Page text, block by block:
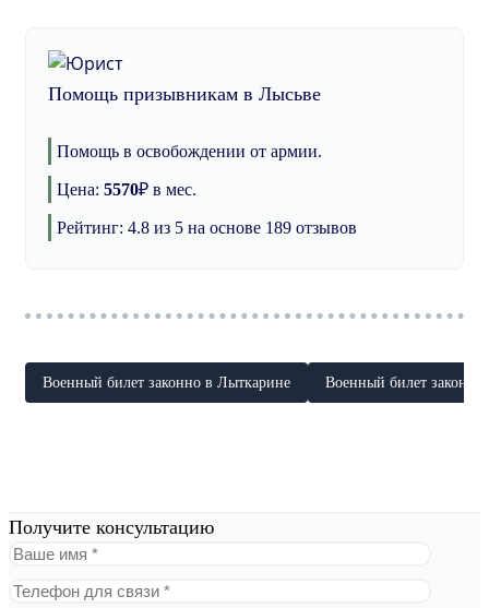
Помощь призывникам в Лысьве
Помощь в освобождении от армии.
Цена: 5570₽ в мес.
Рейтинг: 4.8 из 5 на основе 189 отзывов
Военный билет законно в Лыткарине Военный билет
Получите консультацию